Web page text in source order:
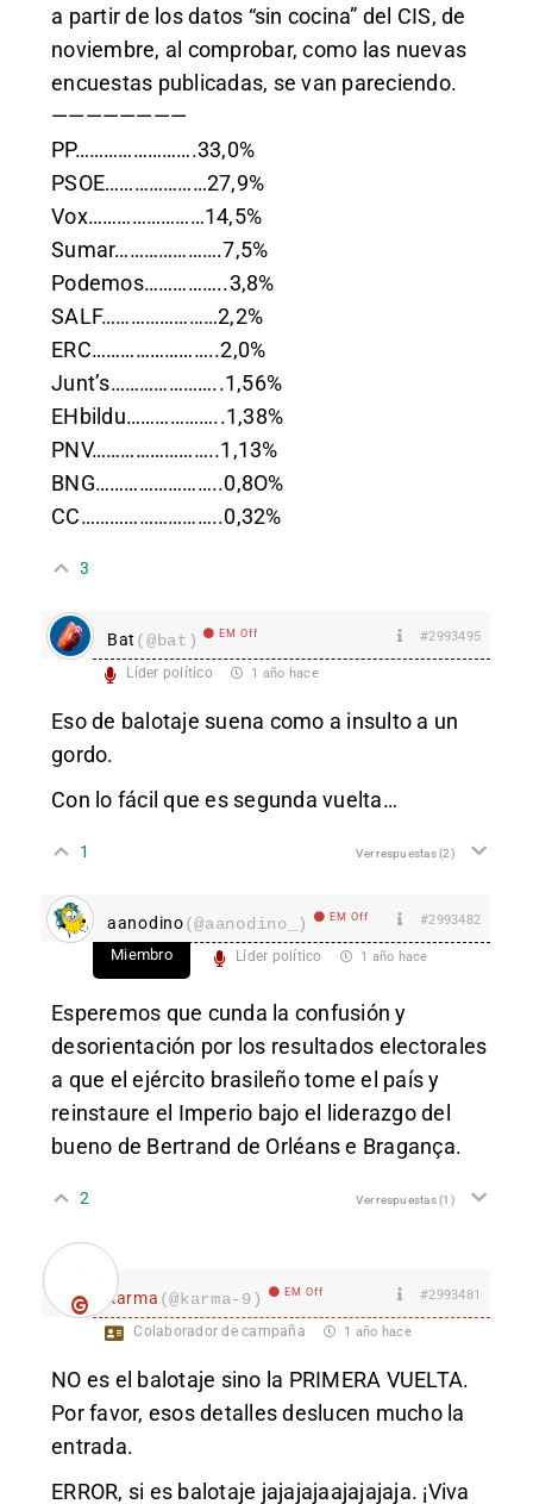
a partir de los datos “sin cocina” del CIS, de
noviembre, al comprobar, como las nuevas
encuestas publicadas, se van pareciendo.
————————
PP…………………….33,0%
PSOE…………………27,9%
Vox……………………14,5%
Sumar………………….7,5%
Podemos……………..3,8%
SALF……………………2,2%
ERC……………………..2,0%
Junt’s…………………..1,56%
EHbildu………………..1,38%
PNV……………………..1,13%
BNG……………………..0,8O%
CC………………………..0,32%
3
Bat (@bat) EM Off #2993495
Líder político 1 año hace
Eso de balotaje suena como a insulto a un
gordo.
Con lo fácil que es segunda vuelta…
1 Ver respuestas(2)
aanodino(@aanodino_) EM Off #2993482
Miembro Líder político 1 año hace
Esperemos que cunda la confusión y
desorientación por los resultados electorales
a que el ejército brasileño tome el país y
reinstaure el Imperio bajo el liderazgo del
bueno de Bertrand de Orléans e Bragança.
2 Ver respuestas(1)
karma (@karma-9) EM Off #2993481
Colaborador de campaña 1 año hace
NO es el balotaje sino la PRIMERA VUELTA.
Por favor, esos detalles deslucen mucho la
entrada.
ERROR, si es balotaje jajajajaajajajaja. ¡Viva